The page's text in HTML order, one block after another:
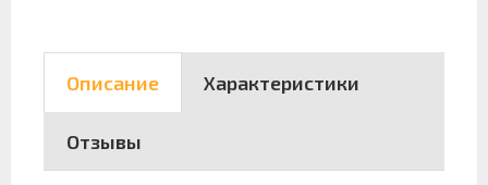
Описание Характеристики
Отзывы